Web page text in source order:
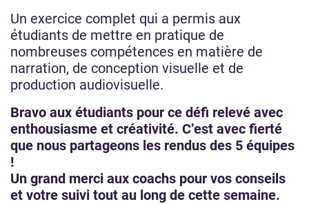
Un exercice complet qui a permis aux
étudiants de mettre en pratique de
nombreuses compétences en matière de
narration, de conception visuelle et de
production audiovisuelle.
Bravo aux étudiants pour ce défi relevé avec
enthousiasme et créativité. C’est avec fierté
que nous partageons les rendus des 5 équipes
!
Un grand merci aux coachs pour vos conseils
et votre suivi tout au long de cette semaine.